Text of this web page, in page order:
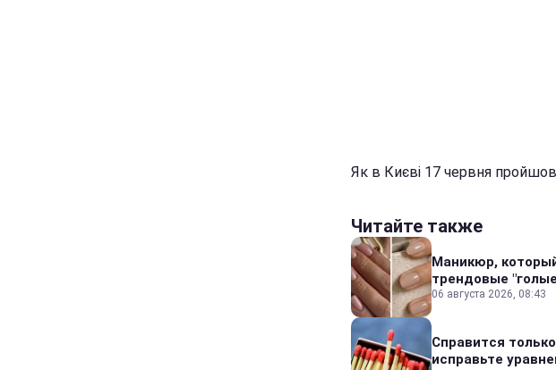
Як в Києві 17 червня
Читайте также
Маникюр,
трендовые
06 августа 2026, 08:43
Справится
исправьте